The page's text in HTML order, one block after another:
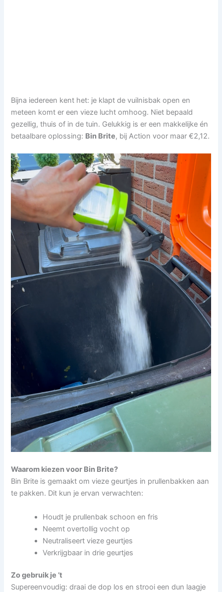
Bijna iedereen kent het: je klapt de vuilnisbak open en
meteen komt er een vieze lucht omhoog. Niet bepaald
gezellig, thuis of in de tuin. Gelukkig is er een makkelijke én
betaalbare oplossing: Bin Brite, bij Action voor maar €2,12.
Waarom kiezen voor Bin Brite?
Bin Brite is gemaakt om vieze geurtjes in prullenbakken aan
te pakken. Dit kun je ervan verwachten:
Houdt je prullenbak schoon en fris
Neemt overtollig vocht op
Neutraliseert vieze geurtjes
Verkrijgbaar in drie geurtjes
Zo gebruik je ’t
Supereenvoudig: draai de dop los en strooi een dun laagje